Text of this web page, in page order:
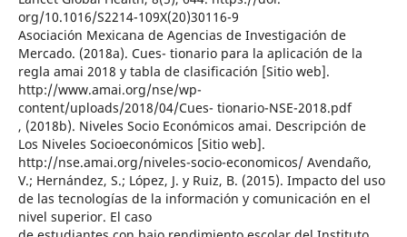
org/10.1016/S2214-109X(20)30116-9
Asociación Mexicana de Agencias de Investigación de
Mercado. (2018a). Cues- tionario para la aplicación de la
regla amai 2018 y tabla de clasificación [Sitio web].
http://www.amai.org/nse/wp-
content/uploads/2018/04/Cues- tionario-NSE-2018.pdf
, (2018b). Niveles Socio Económicos amai. Descripción de
Los Niveles Socioeconómicos [Sitio web].
http://nse.amai.org/niveles-socio-economicos/ Avendaño,
V.; Hernández, S.; López, J. y Ruiz, B. (2015). Impacto del uso
de las tecnologías de la información y comunicación en el
nivel superior. El caso